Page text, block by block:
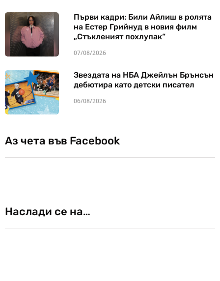
Първи кадри: Били Айлиш в ролята
на Естер Грийнуд в новия филм
„Стъкленият похлупак“
07/08/2026
Звездата на НБА Джейлън Брънсън
дебютира като детски писател
06/08/2026
Аз чета във Facebook
Наслади се на…